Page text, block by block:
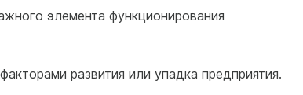
элемента функционирования
развития или упадка предприятия.